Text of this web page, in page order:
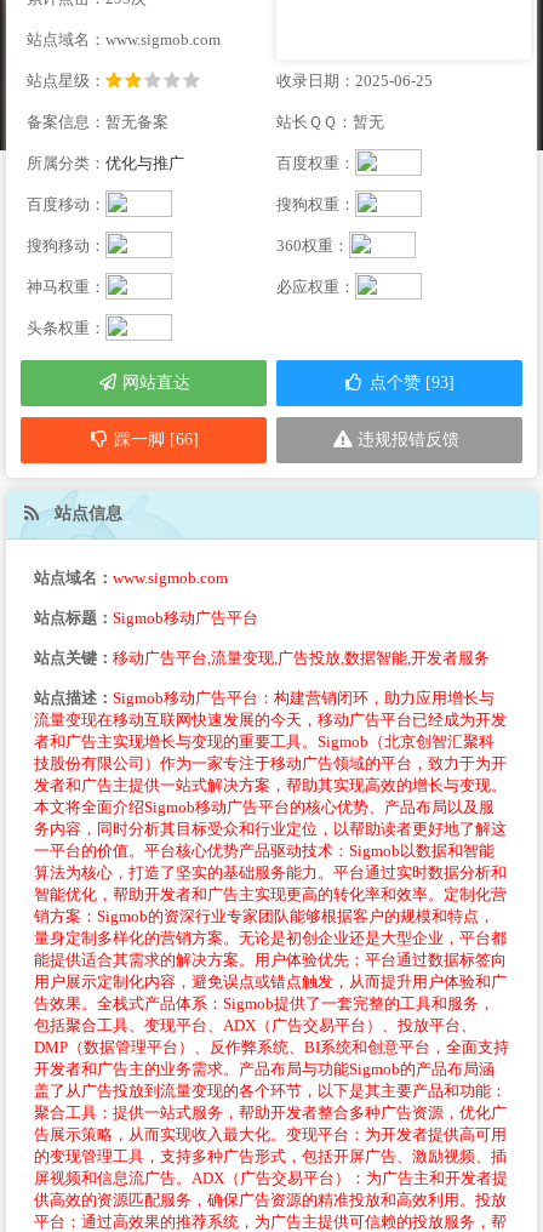
站点域名：www.sigmob.com
站点星级： 收录日期：2025-06-25
备案信息：暂无备案 站长ＱＱ：暂无
所属分类： 优化与推广 百度权重：
百度移动： 搜狗权重：
搜狗移动： 360权重：
神马权重： 必应权重：
头条权重：
网站直达 点个赞 [93]
踩一脚 [66] 违规报错反馈
站点信息
站点域名： www.sigmob.com
站点标题： Sigmob移动广告平台
站点关键： 移动广告平台,流量变现,广告投放,数据智能,开发者服务
站点描述： Sigmob移动广告平台：构建营销闭环，助力应用增长与
流量变现在移动互联网快速发展的今天，移动广告平台已经成为开发
者和广告主实现增长与变现的重要工具。Sigmob（北京创智汇聚科
技股份有限公司）作为一家专注于移动广告领域的平台，致力于为开
发者和广告主提供一站式解决方案，帮助其实现高效的增长与变现。
本文将全面介绍Sigmob移动广告平台的核心优势、产品布局以及服
务内容，同时分析其目标受众和行业定位，以帮助读者更好地了解这
一平台的价值。平台核心优势产品驱动技术：Sigmob以数据和智能
算法为核心，打造了坚实的基础服务能力。平台通过实时数据分析和
智能优化，帮助开发者和广告主实现更高的转化率和效率。定制化营
销方案：Sigmob的资深行业专家团队能够根据客户的规模和特点，
量身定制多样化的营销方案。无论是初创企业还是大型企业，平台都
能提供适合其需求的解决方案。用户体验优先：平台通过数据标签向
用户展示定制化内容，避免误点或错点触发，从而提升用户体验和广
告效果。全栈式产品体系：Sigmob提供了一套完整的工具和服务，
包括聚合工具、变现平台、ADX（广告交易平台）、投放平台、
DMP（数据管理平台）、反作弊系统、BI系统和创意平台，全面支持
开发者和广告主的业务需求。产品布局与功能Sigmob的产品布局涵
盖了从广告投放到流量变现的各个环节，以下是其主要产品和功能：
聚合工具：提供一站式服务，帮助开发者整合多种广告资源，优化广
告展示策略，从而实现收入最大化。变现平台：为开发者提供高可用
的变现管理工具，支持多种广告形式，包括开屏广告、激励视频、插
屏视频和信息流广告。ADX（广告交易平台）：为广告主和开发者提
供高效的资源匹配服务，确保广告资源的精准投放和高效利用。投放
平台：通过高效果的推荐系统，为广告主提供可信赖的投放服务，帮